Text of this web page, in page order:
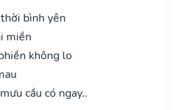
bình yên
miền
không lo
cầu có ngay..